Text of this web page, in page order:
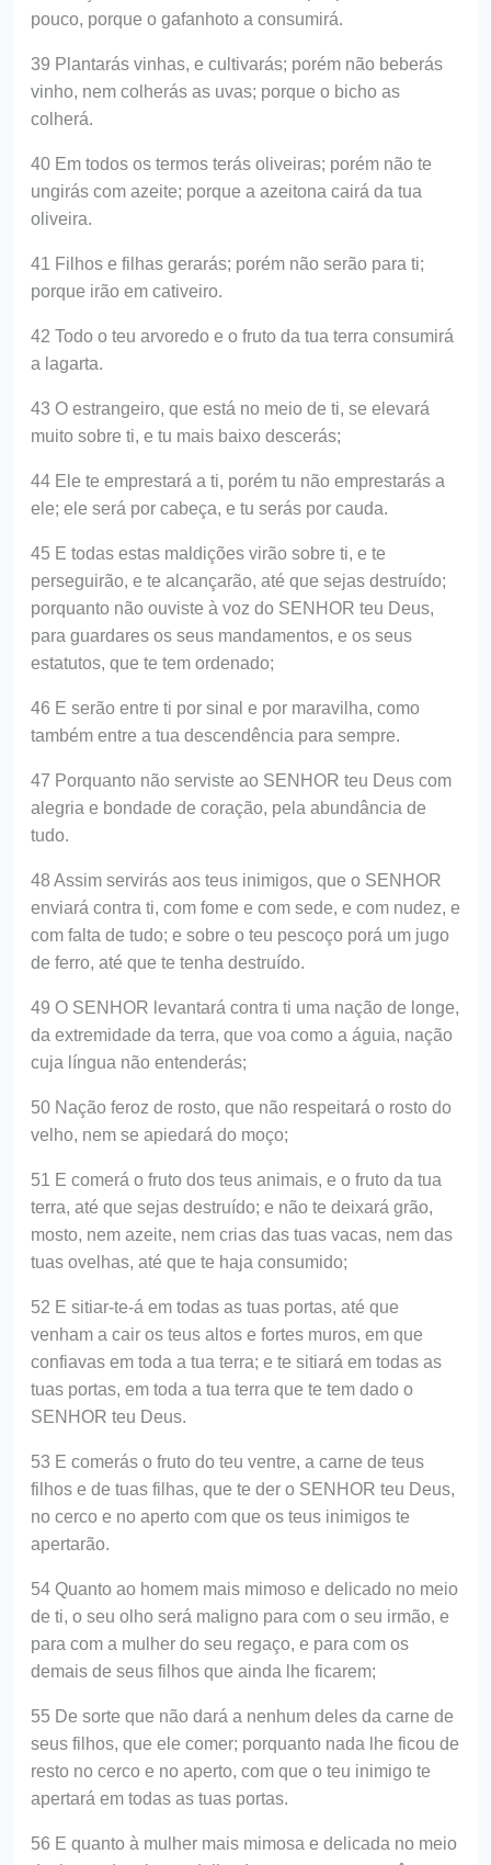
pouco, porque o gafanhoto a consumirá.
39 Plantarás vinhas, e cultivarás; porém não beberás
vinho, nem colherás as uvas; porque o bicho as
colherá.
40 Em todos os termos terás oliveiras; porém não te
ungirás com azeite; porque a azeitona cairá da tua
oliveira.
41 Filhos e filhas gerarás; porém não serão para ti;
porque irão em cativeiro.
42 Todo o teu arvoredo e o fruto da tua terra consumirá
a lagarta.
43 O estrangeiro, que está no meio de ti, se elevará
muito sobre ti, e tu mais baixo descerás;
44 Ele te emprestará a ti, porém tu não emprestarás a
ele; ele será por cabeça, e tu serás por cauda.
45 E todas estas maldições virão sobre ti, e te
perseguirão, e te alcançarão, até que sejas destruído;
porquanto não ouviste à voz do SENHOR teu Deus,
para guardares os seus mandamentos, e os seus
estatutos, que te tem ordenado;
46 E serão entre ti por sinal e por maravilha, como
também entre a tua descendência para sempre.
47 Porquanto não serviste ao SENHOR teu Deus com
alegria e bondade de coração, pela abundância de
tudo.
48 Assim servirás aos teus inimigos, que o SENHOR
enviará contra ti, com fome e com sede, e com nudez, e
com falta de tudo; e sobre o teu pescoço porá um jugo
de ferro, até que te tenha destruído.
49 O SENHOR levantará contra ti uma nação de longe,
da extremidade da terra, que voa como a águia, nação
cuja língua não entenderás;
50 Nação feroz de rosto, que não respeitará o rosto do
velho, nem se apiedará do moço;
51 E comerá o fruto dos teus animais, e o fruto da tua
terra, até que sejas destruído; e não te deixará grão,
mosto, nem azeite, nem crias das tuas vacas, nem das
tuas ovelhas, até que te haja consumido;
52 E sitiar-te-á em todas as tuas portas, até que
venham a cair os teus altos e fortes muros, em que
confiavas em toda a tua terra; e te sitiará em todas as
tuas portas, em toda a tua terra que te tem dado o
SENHOR teu Deus.
53 E comerás o fruto do teu ventre, a carne de teus
filhos e de tuas filhas, que te der o SENHOR teu Deus,
no cerco e no aperto com que os teus inimigos te
apertarão.
54 Quanto ao homem mais mimoso e delicado no meio
de ti, o seu olho será maligno para com o seu irmão, e
para com a mulher do seu regaço, e para com os
demais de seus filhos que ainda lhe ficarem;
55 De sorte que não dará a nenhum deles da carne de
seus filhos, que ele comer; porquanto nada lhe ficou de
resto no cerco e no aperto, com que o teu inimigo te
apertará em todas as tuas portas.
56 E quanto à mulher mais mimosa e delicada no meio